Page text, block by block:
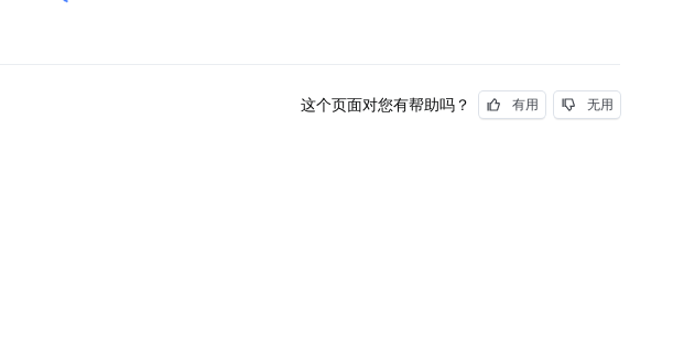
这个页面对您有帮助吗？ 有用 无用